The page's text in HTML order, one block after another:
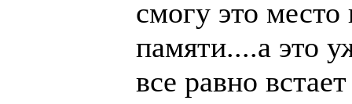
смогу это
памяти....а это
все равно